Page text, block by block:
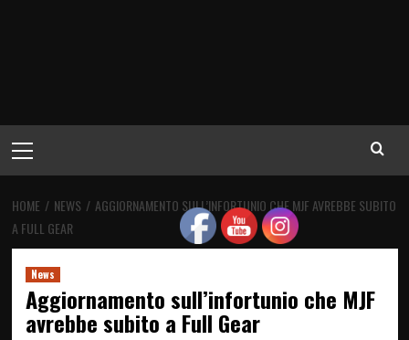
principale
HOME NEWS
AGGIORNAMENTO SULL’INFORTUNIO CHE MJF AVREBBE SUBITO
A FULL GEAR
News
Aggiornamento sull’infortunio che MJF
avrebbe subito a Full Gear